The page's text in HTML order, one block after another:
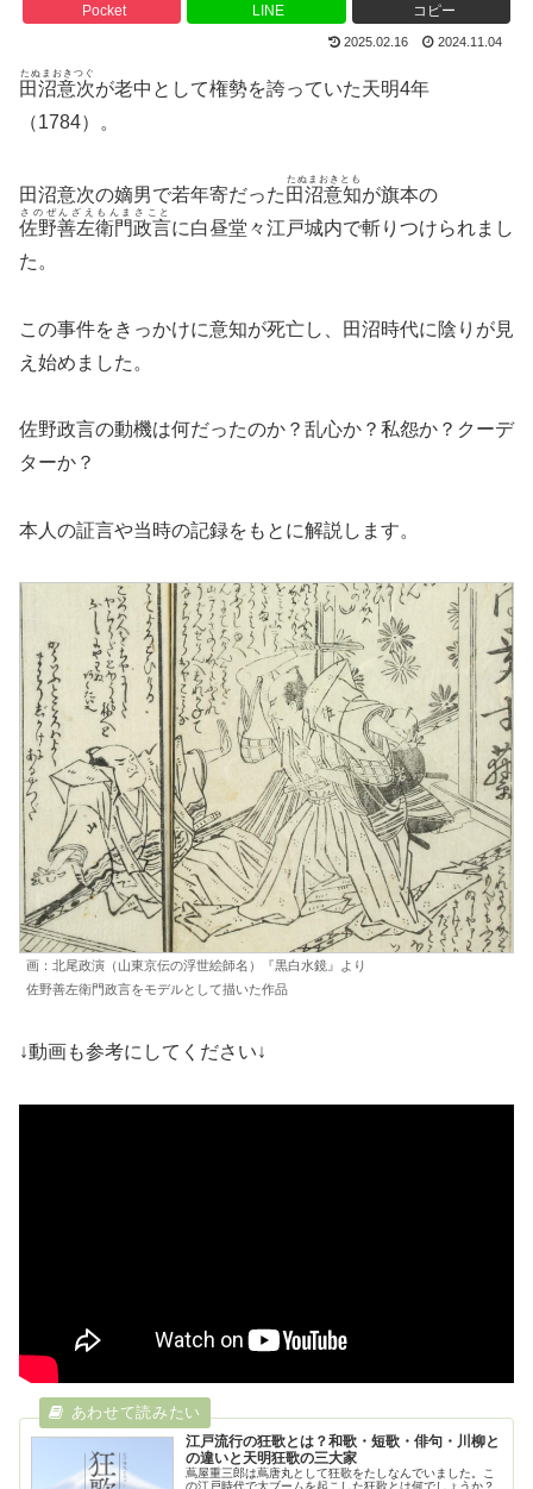
Pocket LINE コピー
2025.02.16 2024.11.04
田沼意次
たぬまおきつぐ
が老中として権勢を誇っていた天明4年
（1784）。
田沼意次の嫡男で若年寄だった 田沼意知
たぬまおきとも
が旗本の
佐野善左衛門政言
さのぜんざえもんまさこと
に白昼堂々江戸城内で斬りつけられまし
た。
この事件をきっかけに意知が死亡し、田沼時代に陰りが見
え始めました。
佐野政言の動機は何だったのか？乱心か？私怨か？クーデ
ターか？
本人の証言や当時の記録をもとに解説します。
画：北尾政演（山東京伝の浮世絵師名）『黒白水鏡』より
佐野善左衛門政言をモデルとして描いた作品
↓動画も参考にしてください↓
江戸流行の狂歌とは？和歌・短歌・俳句・川柳と
の違いと天明狂歌の三大家
蔦屋重三郎は蔦唐丸として狂歌をたしなんでいました。こ
の江戸時代で大ブームを起こした狂歌とは何でしょうか？